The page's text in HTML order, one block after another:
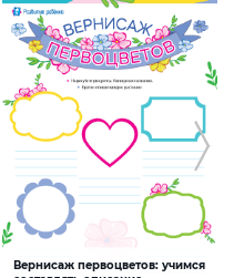
Вернисаж первоцветов: учимся